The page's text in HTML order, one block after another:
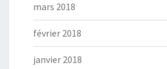
mars 2018
février 2018
janvier 2018